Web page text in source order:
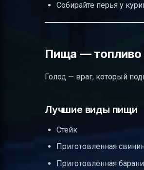
Собирайте перья у
Пища —
Голод — враг, который
Лучшие виды пищи
Стейк
Приготовленная
Приготовленная